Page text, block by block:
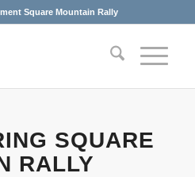
Square Mountain Rally
SQUARE
RALLY